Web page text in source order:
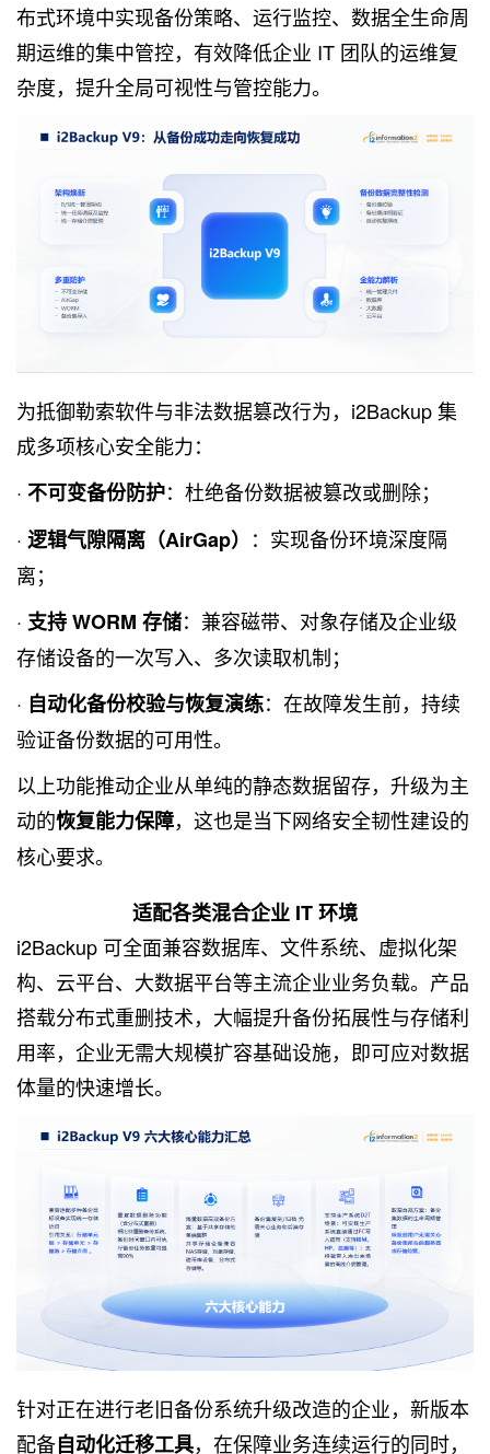
布式环境中实现备份策略、运行监控、数据全生命周
期运维的集中管控，有效降低企业 IT 团队的运维复
杂度，提升全局可视性与管控能力。
为抵御勒索软件与非法数据篡改行为，i2Backup 集
成多项核心安全能力：
· 不可变备份防护：杜绝备份数据被篡改或删除；
· 逻辑气隙隔离（AirGap） ：实现备份环境深度隔
离；
· 支持 WORM 存储：兼容磁带、对象存储及企业级
存储设备的一次写入、多次读取机制；
· 自动化备份校验与恢复演练：在故障发生前，持续
验证备份数据的可用性。
以上功能推动企业从单纯的静态数据留存，升级为主
动的恢复能力保障，这也是当下网络安全韧性建设的
核心要求。
适配各类混合企业 IT 环境
i2Backup 可全面兼容数据库、文件系统、虚拟化架
构、云平台、 大数据平台等主流企业业务负载。产品
搭载分布式重删技术，大幅提升备份拓展性与存储利
用率，企业无需大规模扩容基础设施，即可应对数据
体量的快速增长。
针对正在进行老旧备份系统升级改造的企业，新版本
配备自动化迁移工具，在保障业务连续运行的同时，